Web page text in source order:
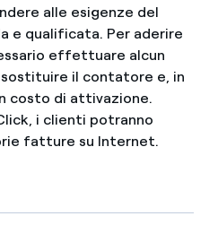
alle esigenze del
e qualificata. Per aderire
effettuare alcun
sostituire il contatore e, in
costo di attivazione.
i clienti potranno
fatture su Internet.